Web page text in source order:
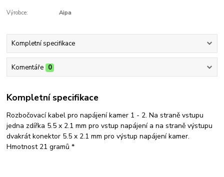
Výrobce: Aipa
Kompletní specifikace
Komentáře 0
Kompletní specifikace
Rozbočovací kabel pro napájení kamer 1 - 2. Na straně vstupu
jedna zdířka 5.5 x 2.1 mm pro vstup napájení a na straně výstupu
dvakrát konektor 5.5 x 2.1 mm pro výstup napájení kamer.
Hmotnost 21 gramů *